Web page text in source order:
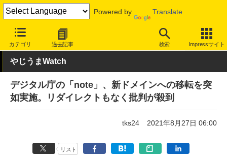
Powered by Translate
カテゴリ 過去記事 検索 Impressサイト
INTERNET Watch トピック 政策/制度
やじうまWatch
デジタル庁の「note」、新ドメインへの移転を突
如実施。リダイレクトもなく批判が殺到
tks24 2021年8月27日 06:00
リスト